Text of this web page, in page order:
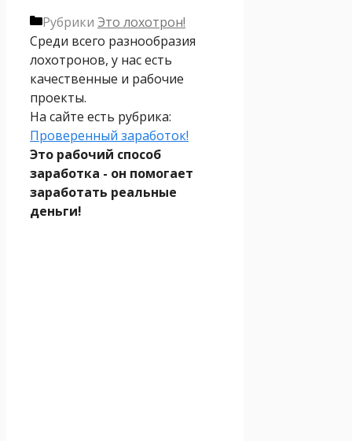
Рубрики Это лохотрон!
Среди всего разнообразия
лохотронов, у нас есть
качественные и рабочие
проекты.
На сайте есть рубрика:
Проверенный заработок!
Это рабочий способ
заработка - он помогает
заработать реальные
деньги!